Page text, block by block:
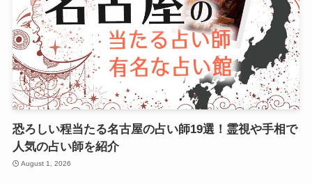
恐ろしい程当たる名古屋の占い師19選！霊視や手相で
人気の占い師を紹介
August 1, 2026